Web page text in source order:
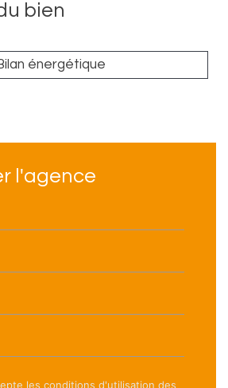
bien
énergétique
l'agence
les conditions d'utilisation des